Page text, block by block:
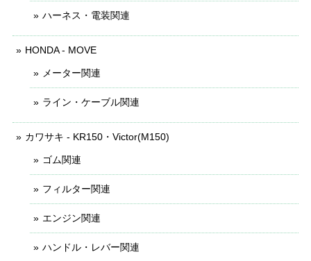
ハーネス・電装関連
HONDA - MOVE
メーター関連
ライン・ケーブル関連
カワサキ - KR150・Victor(M150)
ゴム関連
フィルター関連
エンジン関連
ハンドル・レバー関連